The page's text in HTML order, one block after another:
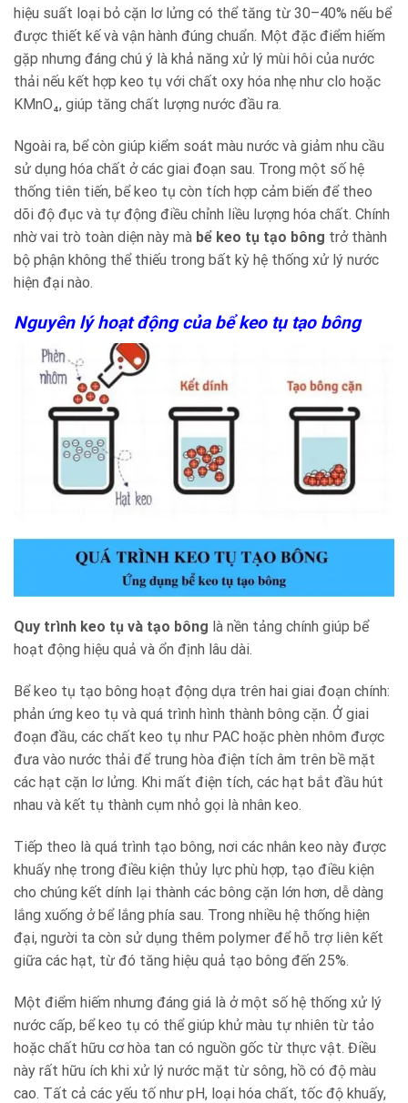
hiệu suất loại bỏ cặn lơ lửng có thể tăng từ 30–40% nếu bể
được thiết kế và vận hành đúng chuẩn. Một đặc điểm hiếm
gặp nhưng đáng chú ý là khả năng xử lý mùi hôi của nước
thải nếu kết hợp keo tụ với chất oxy hóa nhẹ như clo hoặc
KMnO₄, giúp tăng chất lượng nước đầu ra.
Ngoài ra, bể còn giúp kiểm soát màu nước và giảm nhu cầu
sử dụng hóa chất ở các giai đoạn sau. Trong một số hệ
thống tiên tiến, bể keo tụ còn tích hợp cảm biến để theo
dõi độ đục và tự động điều chỉnh liều lượng hóa chất. Chính
nhờ vai trò toàn diện này mà bể keo tụ tạo bông trở thành
bộ phận không thể thiếu trong bất kỳ hệ thống xử lý nước
hiện đại nào.
Nguyên lý hoạt động của bể keo tụ tạo bông
Quy trình keo tụ và tạo bông là nền tảng chính giúp bể
hoạt động hiệu quả và ổn định lâu dài.
Bể keo tụ tạo bông hoạt động dựa trên hai giai đoạn chính:
phản ứng keo tụ và quá trình hình thành bông cặn. Ở giai
đoạn đầu, các chất keo tụ như PAC hoặc phèn nhôm được
đưa vào nước thải để trung hòa điện tích âm trên bề mặt
các hạt cặn lơ lửng. Khi mất điện tích, các hạt bắt đầu hút
nhau và kết tụ thành cụm nhỏ gọi là nhân keo.
Tiếp theo là quá trình tạo bông, nơi các nhân keo này được
khuấy nhẹ trong điều kiện thủy lực phù hợp, tạo điều kiện
cho chúng kết dính lại thành các bông cặn lớn hơn, dễ dàng
lắng xuống ở bể lắng phía sau. Trong nhiều hệ thống hiện
đại, người ta còn sử dụng thêm polymer để hỗ trợ liên kết
giữa các hạt, từ đó tăng hiệu quả tạo bông đến 25%.
Một điểm hiếm nhưng đáng giá là ở một số hệ thống xử lý
nước cấp, bể keo tụ có thể giúp khử màu tự nhiên từ tảo
hoặc chất hữu cơ hòa tan có nguồn gốc từ thực vật. Điều
này rất hữu ích khi xử lý nước mặt từ sông, hồ có độ màu
cao. Tất cả các yếu tố như pH, loại hóa chất, tốc độ khuấy,